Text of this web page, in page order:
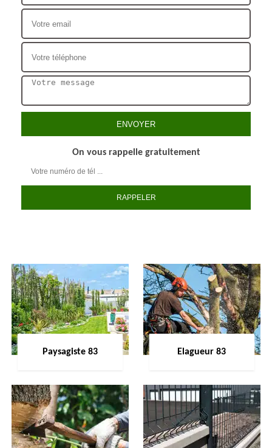
On vous rappelle gratuitement
Paysagiste 83 Elagueur 83